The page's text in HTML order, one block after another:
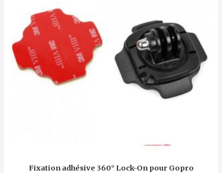
Fixation adhésive 360° Lock-On pour Gopro